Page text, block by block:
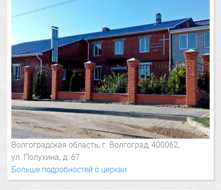
Волгоградская область, г. Волгоград, 400062,
ул. Полухина, д. 67
Больше подробностей о церкви